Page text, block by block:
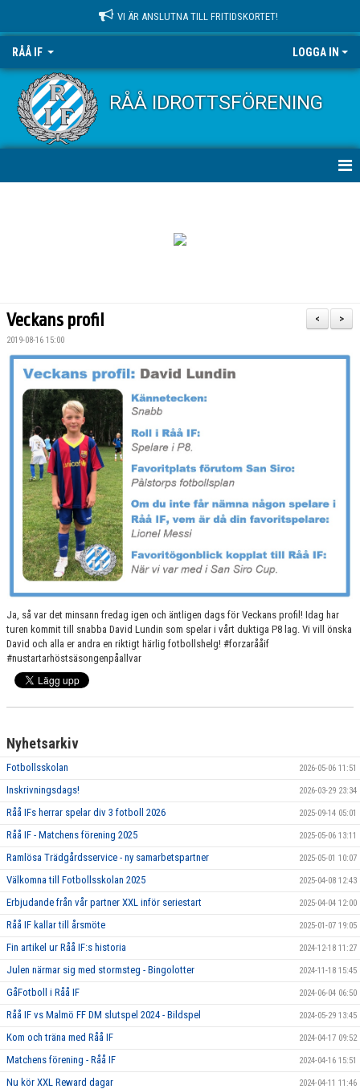
VI ÄR ANSLUTNA TILL FRITIDSKORTET!
RÅÅ IF LOGGA IN
RÅÅ IDROTTSFÖRENING
KALENDER
RÅÅ IF:S UTBILDNINGSPLAN
BILDGALLERI
VÅRA LAG
MATCHER
BLI MEDLEM
>
<
Veckans profil
2019-08-16 15:00
Ja, så var det minsann fredag igen och äntligen dags för Veckans profil! Idag har
turen kommit till snabba David Lundin som spelar i vårt duktiga P8 lag. Vi vill önska
David och alla er andra en riktigt härlig fotbollshelg! #forzarååif
#nustartarhöstsäsongenpåallvar
Nyhetsarkiv
Fotbollsskolan 2026-05-06 11:51
Inskrivningsdags! 2026-03-29 23:34
Råå IFs herrar spelar div 3 fotboll 2026 2025-09-14 05:01
Råå IF - Matchens förening 2025 2025-05-06 13:11
Ramlösa Trädgårdsservice - ny samarbetspartner 2025-05-01 10:07
Välkomna till Fotbollsskolan 2025 2025-04-08 12:43
Erbjudande från vår partner XXL inför seriestart 2025-04-04 12:00
Råå IF kallar till årsmöte 2025-01-07 19:05
Fin artikel ur Råå IF:s historia 2024-12-18 11:27
Julen närmar sig med stormsteg - Bingolotter 2024-11-18 15:45
GåFotboll i Råå IF 2024-06-04 06:50
Råå IF vs Malmö FF DM slutspel 2024 - Bildspel 2024-05-29 13:45
Kom och träna med Råå IF 2024-04-17 09:52
Matchens förening - Råå IF 2024-04-16 15:51
Nu kör XXL Reward dagar 2024-04-11 11:46